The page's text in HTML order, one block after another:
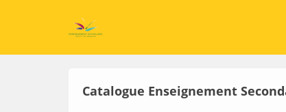
Catalogue Enseignement